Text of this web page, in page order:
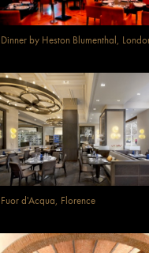
Dinner by Heston Blumenthal,
Fuor d'Acqua, Florence